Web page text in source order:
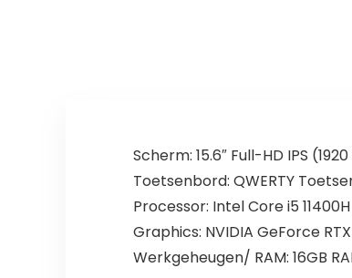
Scherm: 15.6″ Full-HD IPS
Toetsenbord: QWERTY
Processor: Intel Core i5
Graphics: NVIDIA GeForce
Werkgeheugen/ RAM: 16GB